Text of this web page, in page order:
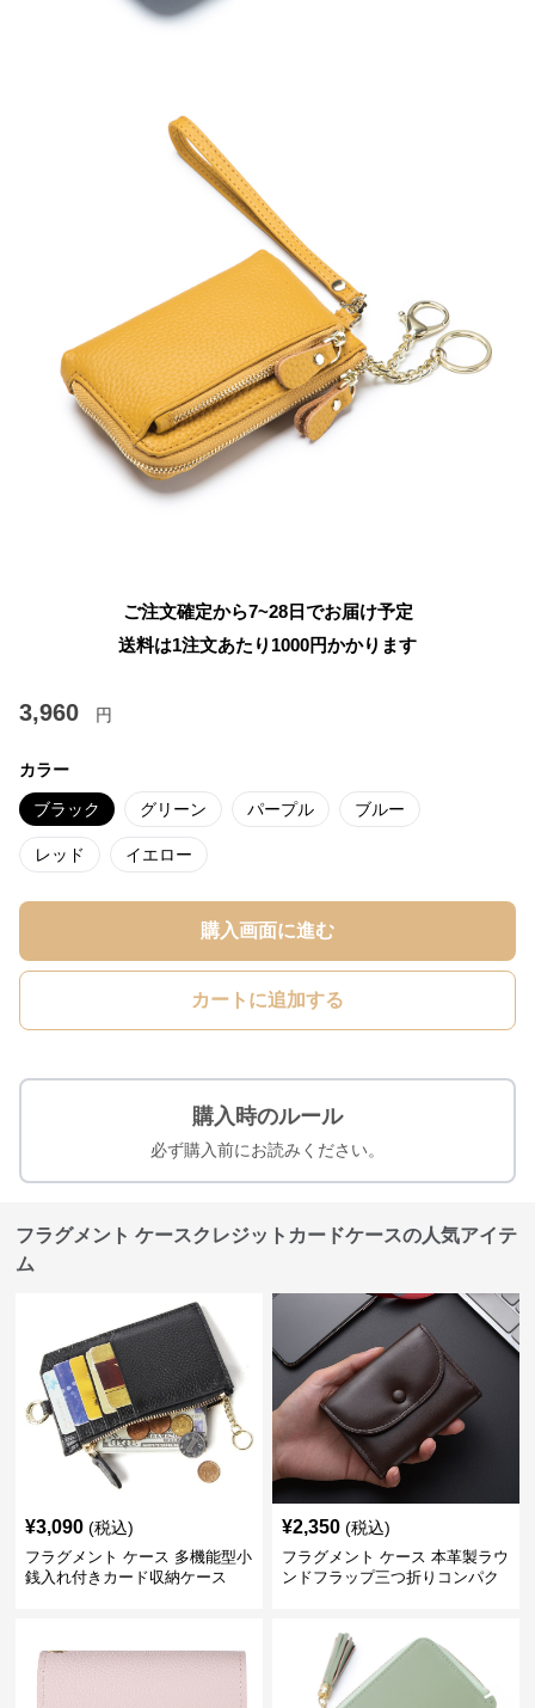
ご注文確定から7~28日でお届け予定
送料は1注文あたり 1000円かかります
3,960 円
カラー
ブラック グリーン パープル ブルー
レッド イエロー
購入画面に進む
カートに追加する
購入時のルール
必ず購入前にお読みください。
フラグメント ケースクレジットカードケースの人気アイテ
ム
¥3,090 (税込)
フラグメント ケース 多機能型小
銭入れ付きカード収納ケース
¥2,350 (税込)
フラグメント ケース 本革製ラウ
ンドフラップ三つ折りコンパク